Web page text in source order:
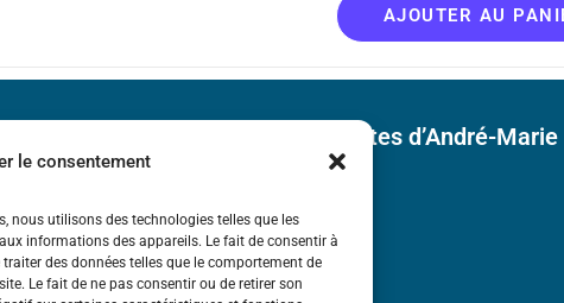
le consentement
nous utilisons des technologies telles que les
informations des appareils. Le fait de consentir à
des données telles que le comportement de
Le fait de ne pas consentir ou de retirer son
AJOUTER AU
Bicentenaire des découvertes d’André-Marie
Ampère
Mentions légales